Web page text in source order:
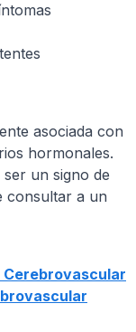
asociada con
hormonales.
un signo de
consultar a un